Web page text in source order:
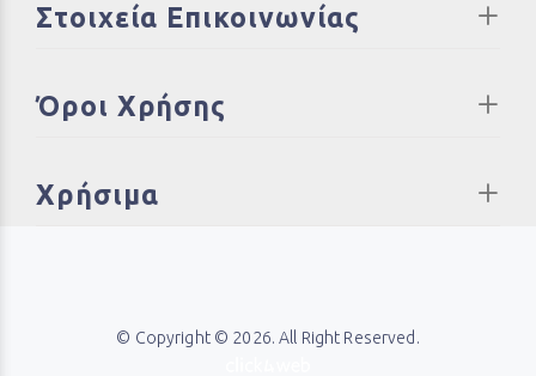
Στοιχεία Επικοινωνίας
Όροι Χρήσης
Χρήσιμα
© Copyright © 2026. All Right Reserved.